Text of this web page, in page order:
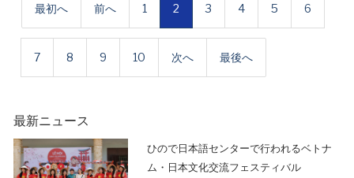
最初へ 前へ 1 2 3 4 5 6
7 8 9 10 次へ 最後へ
最新ニュース
ひので日本語センターで行われるベトナ
ム・日本文化交流フェスティバル